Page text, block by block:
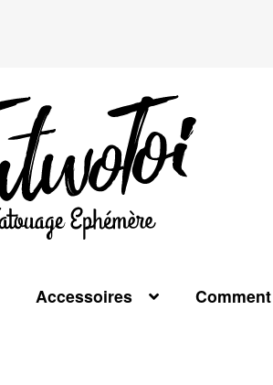
Accessoires